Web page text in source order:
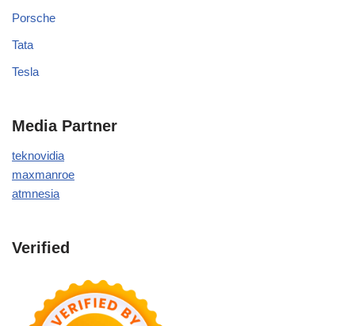
Porsche
Tata
Tesla
Media Partner
teknovidia
maxmanroe
atmnesia
Verified